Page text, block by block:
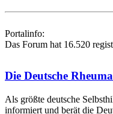
Portalinfo:
Das Forum hat 16.520
Die Deutsche
Als größte deutsche
informiert und berät die